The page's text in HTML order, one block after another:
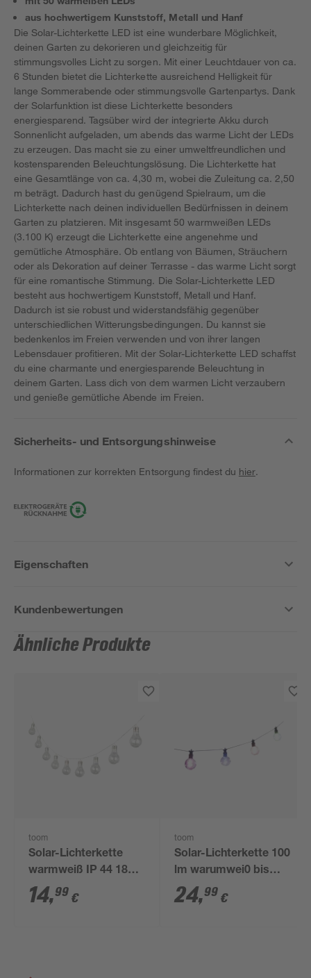
aus hochwertigem Kunststoff, Metall und Hanf
Die Solar-Lichterkette LED ist eine wunderbare Möglichkeit,
deinen Garten zu dekorieren und gleichzeitig für
stimmungsvolles Licht zu sorgen. Mit einer Leuchtdauer von ca.
6 Stunden bietet die Lichterkette ausreichend Helligkeit für
lange Sommerabende oder stimmungsvolle Gartenpartys. Dank
der Solarfunktion ist diese Lichterkette besonders
energiesparend. Tagsüber wird der integrierte Akku durch
Sonnenlicht aufgeladen, um abends das warme Licht der LEDs
zu erzeugen. Das macht sie zu einer umweltfreundlichen und
kostensparenden Beleuchtungslösung. Die Lichterkette hat
eine Gesamtlänge von ca. 4,30 m, wobei die Zuleitung ca. 2,50
m beträgt. Dadurch hast du genügend Spielraum, um die
Lichterkette nach deinen individuellen Bedürfnissen in deinem
Garten zu platzieren. Mit insgesamt 50 warmweißen LEDs
(3.100 K) erzeugt die Lichterkette eine angenehme und
gemütliche Atmosphäre. Ob entlang von Bäumen, Sträuchern
oder als Dekoration auf deiner Terrasse - das warme Licht sorgt
für eine romantische Stimmung. Die Solar-Lichterkette LED
besteht aus hochwertigem Kunststoff, Metall und Hanf.
Dadurch ist sie robust und widerstandsfähig gegenüber
unterschiedlichen Witterungsbedingungen. Du kannst sie
bedenkenlos im Freien verwenden und von ihrer langen
Lebensdauer profitieren. Mit der Solar-Lichterkette LED schaffst
du eine charmante und energiesparende Beleuchtung in
deinem Garten. Lass dich von dem warmen Licht verzaubern
und genieße gemütliche Abende im Freien.
Sicherheits- und Entsorgungshinweise
Informationen zur korrekten Entsorgung findest du hier.
Eigenschaften
Kundenbewertungen
Ähnliche Produkte
toom
Solar-Lichterkette
warmweiß IP 44 180
cm
14,99 €
toom
Solar-Lichterkette 100
lm warumwei0 bis
tageslichtweiß IP 44
24,99 €